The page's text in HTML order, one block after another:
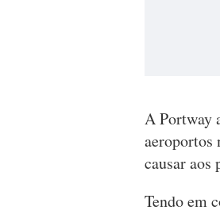
A Portway
aeroportos
causar aos
Tendo em